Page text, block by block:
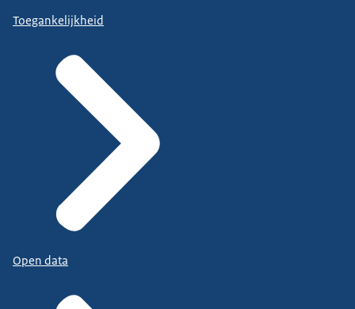
Toegankelijkheid
Open data